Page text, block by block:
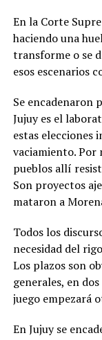
En la Corte
haciendo una
transforme o se
esos escenarios
Se encadenaron
Jujuy es el
estas elecciones
vaciamiento.
pueblos allí
Son proyectos
mataron a
Todos los
necesidad del
Los plazos son
generales, en
juego empezará
En Jujuy se